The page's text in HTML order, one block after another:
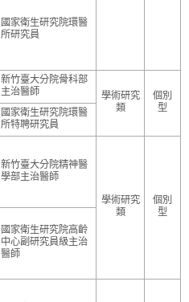
國家衛生研究院環醫
所研究員
新竹臺大分院骨科部
主治醫師
學術研究
類
個別
型
國家衛生研究院環醫
所特聘研究員
新竹臺大分院精神醫
學部主治醫師
學術研究
類
個別
型
國家衛生研究院高齡
中心副研究員級主治
醫師